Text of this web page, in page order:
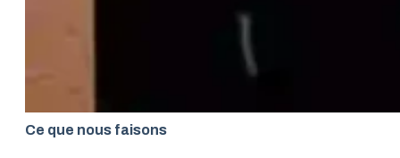
Ce que nous faisons